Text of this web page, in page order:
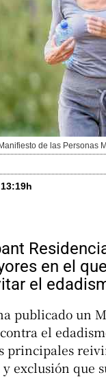
Manifiesto de las Personas
en el
el
publicado un
el
principales
y exclusión que